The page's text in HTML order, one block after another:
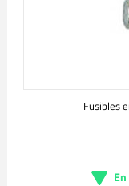
Fusibles